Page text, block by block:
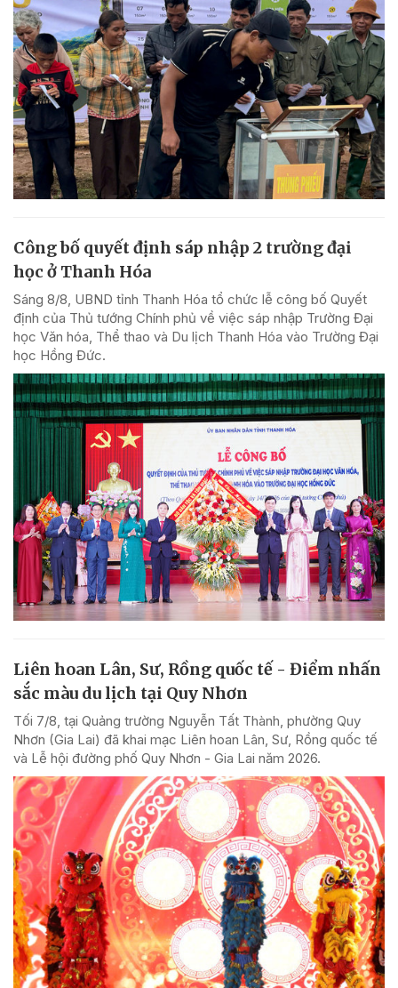
Công bố quyết định sáp nhập 2 trường đại
học ở Thanh Hóa
Sáng 8/8, UBND tỉnh Thanh Hóa tổ chức lễ công bố Quyết
định của Thủ tướng Chính phủ về việc sáp nhập Trường Đại
học Văn hóa, Thể thao và Du lịch Thanh Hóa vào Trường Đại
học Hồng Đức.
Liên hoan Lân, Sư, Rồng quốc tế - Điểm nhấn
sắc màu du lịch tại Quy Nhơn
Tối 7/8, tại Quảng trường Nguyễn Tất Thành, phường Quy
Nhơn (Gia Lai) đã khai mạc Liên hoan Lân, Sư, Rồng quốc tế
và Lễ hội đường phố Quy Nhơn - Gia Lai năm 2026.